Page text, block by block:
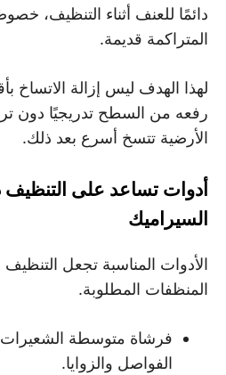
دائمًا للعنف أثناء التنظيف،
المتراكمة قديمة.
لهذا الهدف ليس إزالة الاتساخ
رفعه من السطح تدريجيًا دون
الأرضية تتسخ أسرع بعد ذلك.
أدوات تساعد على التنظيف
السيراميك
الأدوات المناسبة تجعل
المنظفات المطلوبة.
فرشاة متوسطة
الفواصل والزوايا.